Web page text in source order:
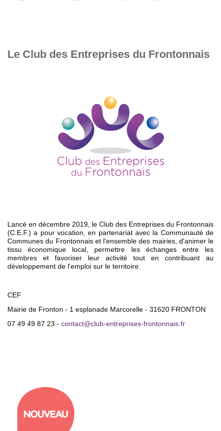
Le Club des Entreprises du Frontonnais
Lancé en décembre 2019, le Club des Entreprises du Frontonnais
(C.E.F.) a pour vocation, en partenariat avec la Communauté de
Communes du Frontonnais et l'ensemble des mairies, d'animer le
tissu économique local, permettre les échanges entre les
membres et favoriser leur activité tout en contribuant au
développement de l'emploi sur le territoire.
CEF
Mairie de Fronton - 1 esplanade Marcorelle - 31620 FRONTON
07 49 49 87 23 - contact@club-entreprises-frontonnais.fr